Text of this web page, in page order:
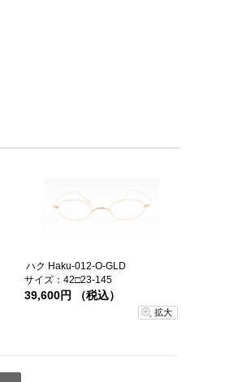
ハク Haku-012-O-GLD
サイズ：42□23-145
39,600円 （税込）
拡大